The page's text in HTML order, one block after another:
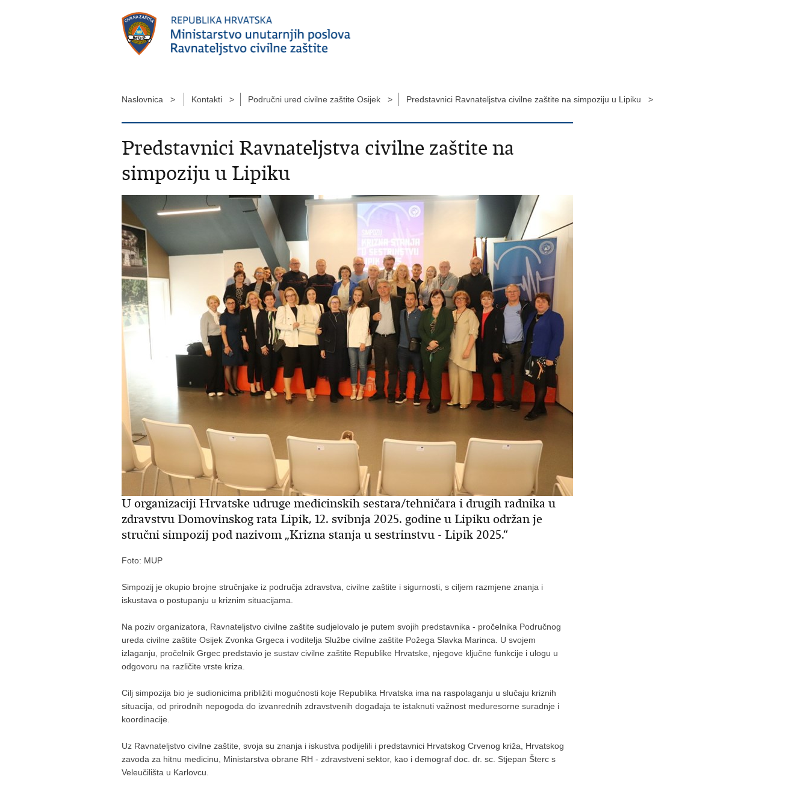
Naslovnica > Kontakti > Područni ured civilne zaštite Osijek > Predstavnici Ravnateljstva civilne zaštite na simpoziju u Lipiku >
Predstavnici Ravnateljstva civilne zaštite na
simpoziju u Lipiku
U organizaciji Hrvatske udruge medicinskih sestara/tehničara i drugih radnika u
zdravstvu Domovinskog rata Lipik, 12. svibnja 2025. godine u Lipiku održan je
stručni simpozij pod nazivom „Krizna stanja u sestrinstvu - Lipik 2025.“
Foto: MUP
Simpozij je okupio brojne stručnjake iz područja zdravstva, civilne zaštite i sigurnosti, s ciljem razmjene znanja i
iskustava o postupanju u kriznim situacijama.
Na poziv organizatora, Ravnateljstvo civilne zaštite sudjelovalo je putem svojih predstavnika - pročelnika Područnog
ureda civilne zaštite Osijek Zvonka Grgeca i voditelja Službe civilne zaštite Požega Slavka Marinca. U svojem
izlaganju, pročelnik Grgec predstavio je sustav civilne zaštite Republike Hrvatske, njegove ključne funkcije i ulogu u
odgovoru na različite vrste kriza.
Cilj simpozija bio je sudionicima približiti mogućnosti koje Republika Hrvatska ima na raspolaganju u slučaju kriznih
situacija, od prirodnih nepogoda do izvanrednih zdravstvenih događaja te istaknuti važnost međuresorne suradnje i
koordinacije.
Uz Ravnateljstvo civilne zaštite, svoja su znanja i iskustva podijelili i predstavnici Hrvatskog Crvenog križa, Hrvatskog
zavoda za hitnu medicinu, Ministarstva obrane RH - zdravstveni sektor, kao i demograf doc. dr. sc. Stjepan Šterc s
Veleučilišta u Karlovcu.